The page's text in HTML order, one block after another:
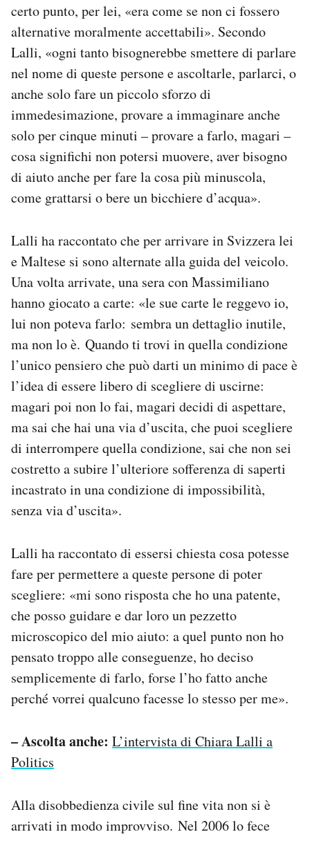
certo punto, per lei, «era come se non ci fossero
alternative moralmente accettabili». Secondo
Lalli, «ogni tanto bisognerebbe smettere di parlare
nel nome di queste persone e ascoltarle, parlarci, o
anche solo fare un piccolo sforzo di
immedesimazione, provare a immaginare anche
solo per cinque minuti – provare a farlo, magari –
cosa significhi non potersi muovere, aver bisogno
di aiuto anche per fare la cosa più minuscola,
come grattarsi o bere un bicchiere d’acqua».
Lalli ha raccontato che per arrivare in Svizzera lei
e Maltese si sono alternate alla guida del veicolo.
Una volta arrivate, una sera con Massimiliano
hanno giocato a carte: «le sue carte le reggevo io,
lui non poteva farlo: sembra un dettaglio inutile,
ma non lo è. Quando ti trovi in quella condizione
l’unico pensiero che può darti un minimo di pace è
l’idea di essere libero di scegliere di uscirne:
magari poi non lo fai, magari decidi di aspettare,
ma sai che hai una via d’uscita, che puoi scegliere
di interrompere quella condizione, sai che non sei
costretto a subire l’ulteriore sofferenza di saperti
incastrato in una condizione di impossibilità,
senza via d’uscita».
Lalli ha raccontato di essersi chiesta cosa potesse
fare per permettere a queste persone di poter
scegliere: «mi sono risposta che ho una patente,
che posso guidare e dar loro un pezzetto
microscopico del mio aiuto: a quel punto non ho
pensato troppo alle conseguenze, ho deciso
semplicemente di farlo, forse l’ho fatto anche
perché vorrei qualcuno facesse lo stesso per me».
– Ascolta anche: L’intervista di Chiara Lalli a
Politics
Alla disobbedienza civile sul fine vita non si è
arrivati in modo improvviso. Nel 2006 lo fece